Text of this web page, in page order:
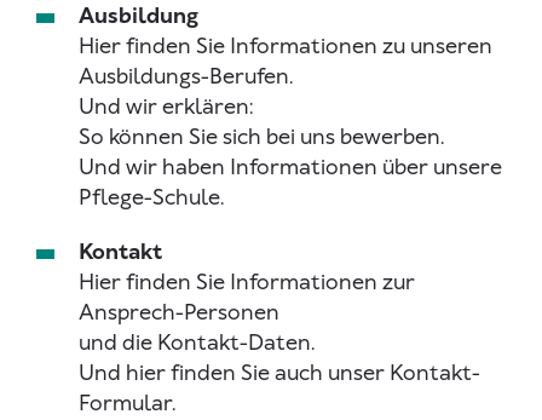
Ausbildung
Hier finden Sie Informationen zu unseren
Ausbildungs-Berufen.
Und wir erklären:
So können Sie sich bei uns bewerben.
Und wir haben Informationen über unsere
Pflege-Schule.
Kontakt
Hier finden Sie Informationen zur
Ansprech-Personen
und die Kontakt-Daten.
Und hier finden Sie auch unser Kontakt-
Formular.